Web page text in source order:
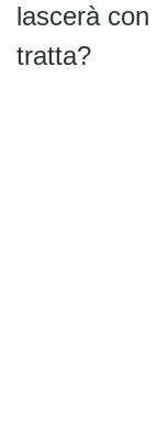
lascerà
tratta?